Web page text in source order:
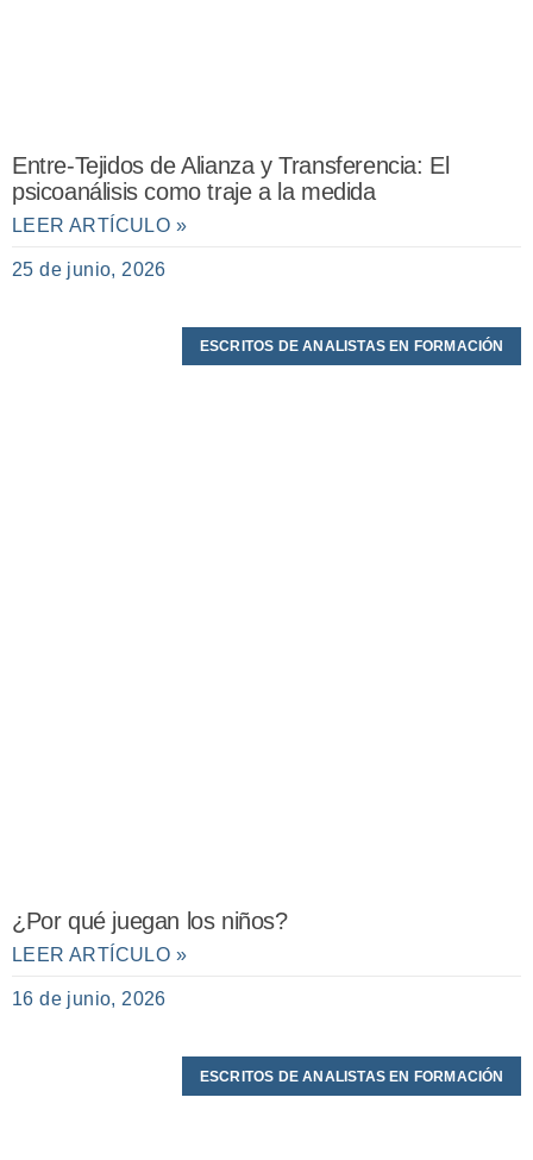
Entre-Tejidos de Alianza y Transferencia: El
psicoanálisis como traje a la medida
LEER ARTÍCULO »
25 de junio, 2026
ESCRITOS DE ANALISTAS EN FORMACIÓN
¿Por qué juegan los niños?
LEER ARTÍCULO »
16 de junio, 2026
ESCRITOS DE ANALISTAS EN FORMACIÓN